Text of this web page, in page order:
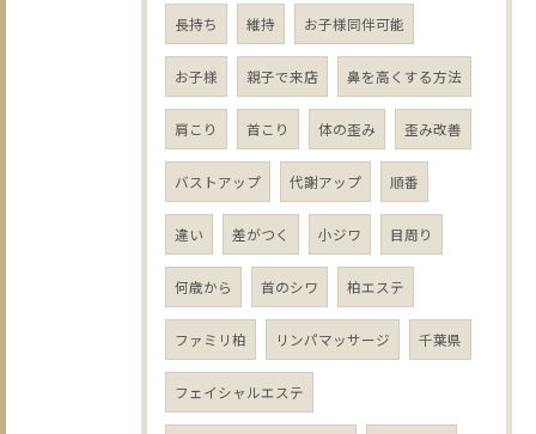
長持ち 維持 お子様同伴可能
お子様 親子で来店 鼻を高くする方法
肩こり 首こり 体の歪み 歪み改善
バストアップ 代謝アップ 順番
違い 差がつく 小ジワ 目周り
何歳から 首のシワ 柏エステ
ファミリ柏 リンパマッサージ 千葉県
フェイシャルエステ